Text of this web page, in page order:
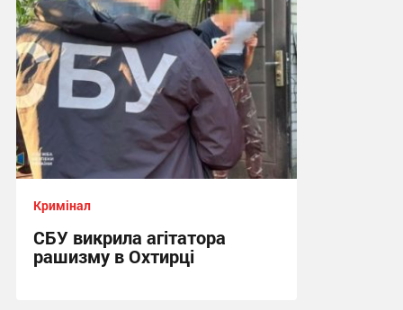
Кримінал
СБУ викрила агітатора
рашизму в Охтирці